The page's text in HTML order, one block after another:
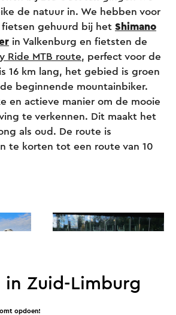
de natuur in. We hebben voor
fietsen gehuurd bij het Shimano
in Valkenburg en fietsten de
Ride MTB route, perfect voor de
16 km lang, het gebied is groen
beginnende mountainbiker.
en actieve manier om de mooie
te verkennen. Dit maakt het
als oud. De route is
te korten tot een route van 10
in Zuid-Limburg
opdoen!